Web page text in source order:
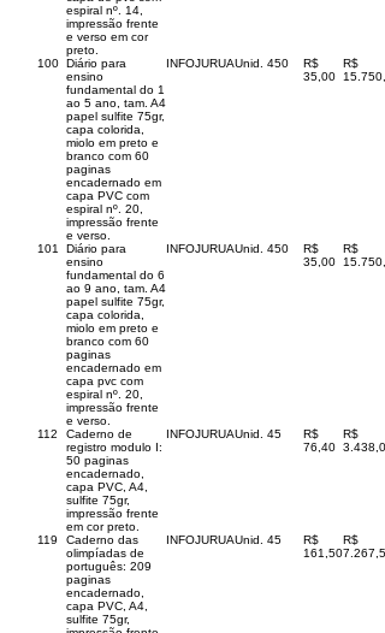
espiral nº. 14,
impressão frente
e verso em cor
preto.
100 Diário para
ensino
fundamental do 1
ao 5 ano, tam. A4
papel sulfite 75gr,
capa colorida,
miolo em preto e
branco com 60
paginas
encadernado em
capa PVC com
espiral nº. 20,
impressão frente
e verso.
INFOJURUAUnid. 450
R$
35,00
R$
101
Diário para
ensino
fundamental do 6
ao 9 ano, tam. A4
papel sulfite 75gr,
capa colorida,
miolo em preto e
branco com 60
paginas
encadernado em
capa pvc com
espiral nº. 20,
impressão frente
e verso.
INFOJURUAUnid. 450
R$
35,00
R$
112
Caderno de
registro modulo I:
50 paginas
encadernado,
capa PVC, A4,
sulfite 75gr,
impressão frente
em cor preto.
INFOJURUAUnid. 45
R$
76,40
R$
119
Caderno das
olimpíadas de
português: 209
paginas
encadernado,
capa PVC, A4,
sulfite 75gr,
INFOJURUAUnid. 45
R$
161,50
R$